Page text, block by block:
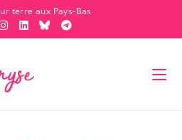
terre aux Pays-Bas